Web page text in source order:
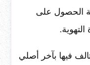
الحصول على
فيها بآخر أصلي